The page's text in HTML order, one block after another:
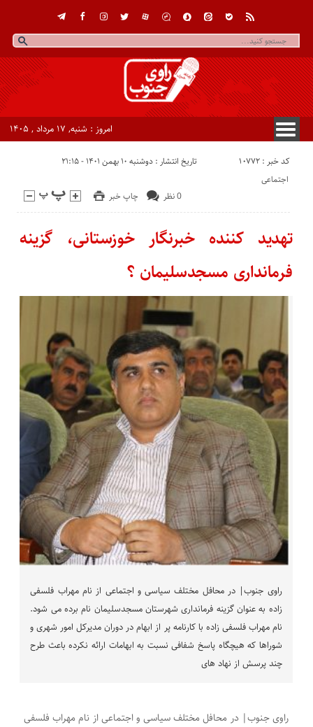
امروز : شنبه, ۱۷ مرداد , ۱۴۰۵
کد خبر : 10772 تاریخ انتشار : دوشنبه ۱۰ بهمن ۱۴۰۱ - ۲۱:۱۵
چاپ خبر 0 نظر
اجتماعی
تهدید کننده خبرنگار خوزستانی، گزینه
فرمانداری مسجدسلیمان ؟
راوی جنوب| در محافل مختلف سیاسی و اجتماعی از نام مهراب فلسفی
زاده به عنوان گزینه فرمانداری شهرستان مسجدسلیمان نام برده می شود.
نام مهراب فلسفی زاده با کارنامه پر از ابهام در دوران مدیرکل امور شهری و
شوراها که هیچگاه پاسخ شفافی نسبت به ابهامات ارائه نکرده باعث طرح
چند پرسش از نهاد های
راوی جنوب| در محافل مختلف سیاسی و اجتماعی از نام مهراب فلسفی